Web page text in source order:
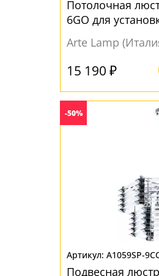
- бесплатно по России
Потолочная
6GO для
Arte Lamp
15 190 ₽
-50%
A1059SP-
Подвесная